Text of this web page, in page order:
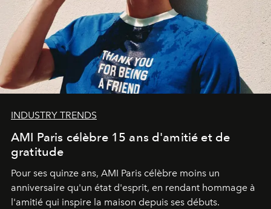
INDUSTRY TRENDS
AMI Paris célèbre 15 ans d'amitié et de
gratitude
Pour ses quinze ans, AMI Paris célèbre moins un
anniversaire qu'un état d'esprit, en rendant hommage à
l'amitié qui inspire la maison depuis ses débuts.